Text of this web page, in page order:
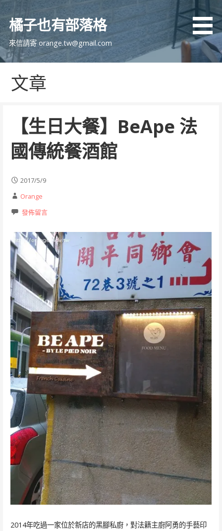
跳
至
主
要
內
橘子也有部落格
來信請寄 orange.tw@gmail.com
文章
【生日大餐】BeApe 法
國傳統餐酒館
2017/5/9
Orange
發佈留言
2014年吃過一家位於新店的黑腳私廚，對法籍主廚阿勇的手藝印